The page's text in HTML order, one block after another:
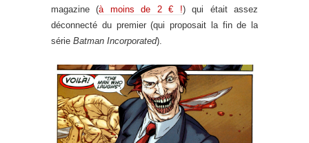
magazine (à moins de 2 € !) qui était assez
déconnecté du premier (qui proposait la fin de la
série Batman Incorporated).